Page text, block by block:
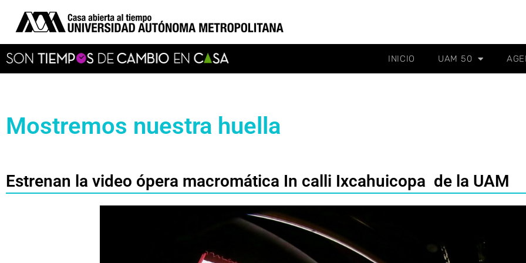
INICIO UAM 50
Mostremos nuestra huella
Estrenan la video ópera macromática In calli Ixcahuicopa de la UAM